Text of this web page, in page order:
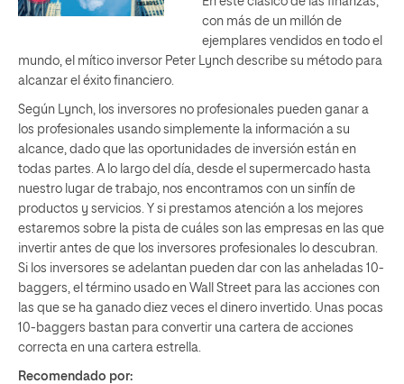
con más de un millón de
ejemplares vendidos en todo el
mundo, el mítico inversor Peter Lynch describe su método para
alcanzar el éxito financiero.
Según Lynch, los inversores no profesionales pueden ganar a
los profesionales usando simplemente la información a su
alcance, dado que las oportunidades de inversión están en
todas partes. A lo largo del día, desde el supermercado hasta
nuestro lugar de trabajo, nos encontramos con un sinfín de
productos y servicios. Y si prestamos atención a los mejores
estaremos sobre la pista de cuáles son las empresas en las que
invertir antes de que los inversores profesionales lo descubran.
Si los inversores se adelantan pueden dar con las anheladas 10-
baggers, el término usado en Wall Street para las acciones con
las que se ha ganado diez veces el dinero invertido. Unas pocas
10-baggers bastan para convertir una cartera de acciones
correcta en una cartera estrella.
Recomendado por: